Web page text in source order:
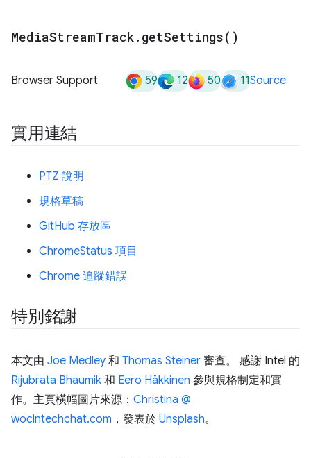
MediaStreamTrack. getSettings( )
Browser Support 59 12 50 11Source
實用連結
PTZ 說明
規格草稿
GitHub 存放區
ChromeStatus 項目
Chrome 追蹤錯誤
特別銘謝
本文由 Joe Medley 和 Thomas Steiner 審查。 感謝 Intel 的
Rijubrata Bhaumik 和 Eero Häkkinen 參與規格制定和實
作。主頁橫幅圖片來源： Christina @
wocintechchat.com ，發表於 Unsplash。